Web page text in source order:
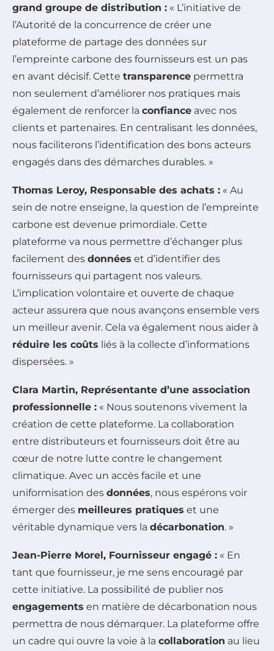
grand groupe de distribution : « L’initiative de
l’Autorité de la concurrence de créer une
plateforme de partage des données sur
l’empreinte carbone des fournisseurs est un pas
en avant décisif. Cette transparence permettra
non seulement d’améliorer nos pratiques mais
également de renforcer la confiance avec nos
clients et partenaires. En centralisant les données,
nous faciliterons l’identification des bons acteurs
engagés dans des démarches durables. »
Thomas Leroy, Responsable des achats : « Au
sein de notre enseigne, la question de l’empreinte
carbone est devenue primordiale. Cette
plateforme va nous permettre d’échanger plus
facilement des données et d’identifier des
fournisseurs qui partagent nos valeurs.
L’implication volontaire et ouverte de chaque
acteur assurera que nous avançons ensemble vers
un meilleur avenir. Cela va également nous aider à
réduire les coûts liés à la collecte d’informations
dispersées. »
Clara Martin, Représentante d’une association
professionnelle : « Nous soutenons vivement la
création de cette plateforme. La collaboration
entre distributeurs et fournisseurs doit être au
cœur de notre lutte contre le changement
climatique. Avec un accès facile et une
uniformisation des données, nous espérons voir
émerger des meilleures pratiques et une
véritable dynamique vers la décarbonation. »
Jean-Pierre Morel, Fournisseur engagé : « En
tant que fournisseur, je me sens encouragé par
cette initiative. La possibilité de publier nos
engagements en matière de décarbonation nous
permettra de nous démarquer. La plateforme offre
un cadre qui ouvre la voie à la collaboration au lieu